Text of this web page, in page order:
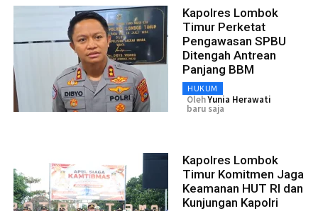
Kapolres Lombok
Timur Perketat
Pengawasan SPBU
Ditengah Antrean
Panjang BBM
HUKUM
OlehYunia Herawati
baru saja
Kapolres Lombok
Timur Komitmen Jaga
Keamanan HUT RI dan
Kunjungan Kapolri